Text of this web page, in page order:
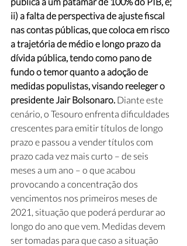
ii) a falta de perspectiva de ajuste fiscal
nas contas públicas, que coloca em risco
a trajetória de médio e longo prazo da
dívida pública, tendo como pano de
fundo o temor quanto a adoção de
medidas populistas, visando reeleger o
presidente Jair Bolsonaro. Diante este
cenário, o Tesouro enfrenta dificuldades
crescentes para emitir títulos de longo
prazo e passou a vender títulos com
prazo cada vez mais curto – de seis
meses a um ano – o que acabou
provocando a concentração dos
vencimentos nos primeiros meses de
2021, situação que poderá perdurar ao
longo do ano que vem. Medidas devem
ser tomadas para que caso a situação